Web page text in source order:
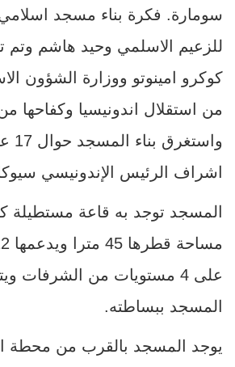
سومارة. فكرة بناء مسجد
للزعيم الاسلمي وحيد هاشم
كوكرو امينوتو ووزارة الشؤون
من استقلال اندونيسيا وكفاحها
اشراف الرئيس الإندونيسي
المسجد توجد به قاعة مستطيلة
على 4 مستويات من الشرفات
المسجد ببساطته.
يوجد المسجد بالقرب من محطة